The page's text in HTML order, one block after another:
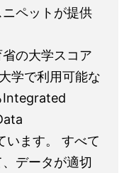
ペットが提供
の大学スコア
学で利用可能な
Integrated
います。 すべて
データが適切